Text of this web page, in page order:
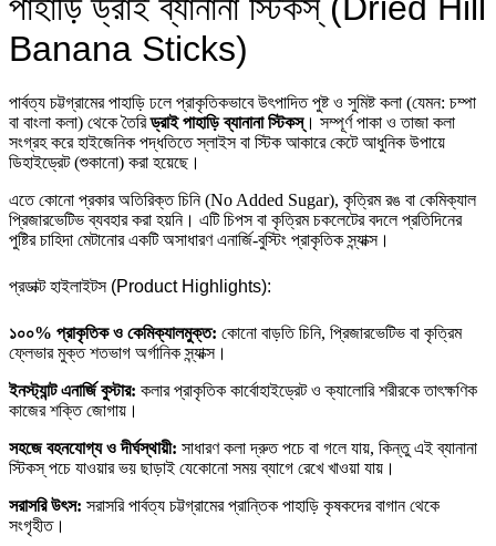
Banana Sticks)
পার্বত্য চট্টগ্রামের পাহাড়ি ঢলে প্রাকৃতিকভাবে উৎপাদিত পুষ্ট ও সুমিষ্ট কলা (যেমন: চম্পা
বা বাংলা কলা) থেকে তৈরিড্রাই পাহাড়ি ব্যানানা স্টিকস্। সম্পূর্ণ পাকা ও তাজা কলা
সংগ্রহ করে হাইজেনিক পদ্ধতিতে স্লাইস বা স্টিক আকারে কেটে আধুনিক উপায়ে
ডিহাইড্রেট (শুকানো) করা হয়েছে।
এতে কোনো প্রকার অতিরিক্ত চিনি (No Added Sugar), কৃত্রিম রঙ বা কেমিক্যাল
প্রিজারভেটিভ ব্যবহার করা হয়নি। এটি চিপস বা কৃত্রিম চকলেটের বদলে প্রতিদিনের
পুষ্টির চাহিদা মেটানোর একটি অসাধারণ এনার্জি-বুস্টিং প্রাকৃতিক স্ন্যাক্স।
প্রডাক্ট হাইলাইটস (Product Highlights):
১০০% প্রাকৃতিক ও কেমিক্যালমুক্ত: কোনো বাড়তি চিনি, প্রিজারভেটিভ বা কৃত্রিম
ফ্লেভার মুক্ত শতভাগ অর্গানিক স্ন্যাক্স।
ইনস্ট্যান্ট এনার্জি বুস্টার: কলার প্রাকৃতিক কার্বোহাইড্রেট ও ক্যালোরি শরীরকে তাৎক্ষণিক
কাজের শক্তি জোগায়।
সহজে বহনযোগ্য ও দীর্ঘস্থায়ী: সাধারণ কলা দ্রুত পচে বা গলে যায়, কিন্তু এই ব্যানানা
স্টিকস্ পচে যাওয়ার ভয় ছাড়াই যেকোনো সময় ব্যাগে রেখে খাওয়া যায়।
সরাসরি উৎস: সরাসরি পার্বত্য চট্টগ্রামের প্রান্তিক পাহাড়ি কৃষকদের বাগান থেকে
সংগৃহীত।